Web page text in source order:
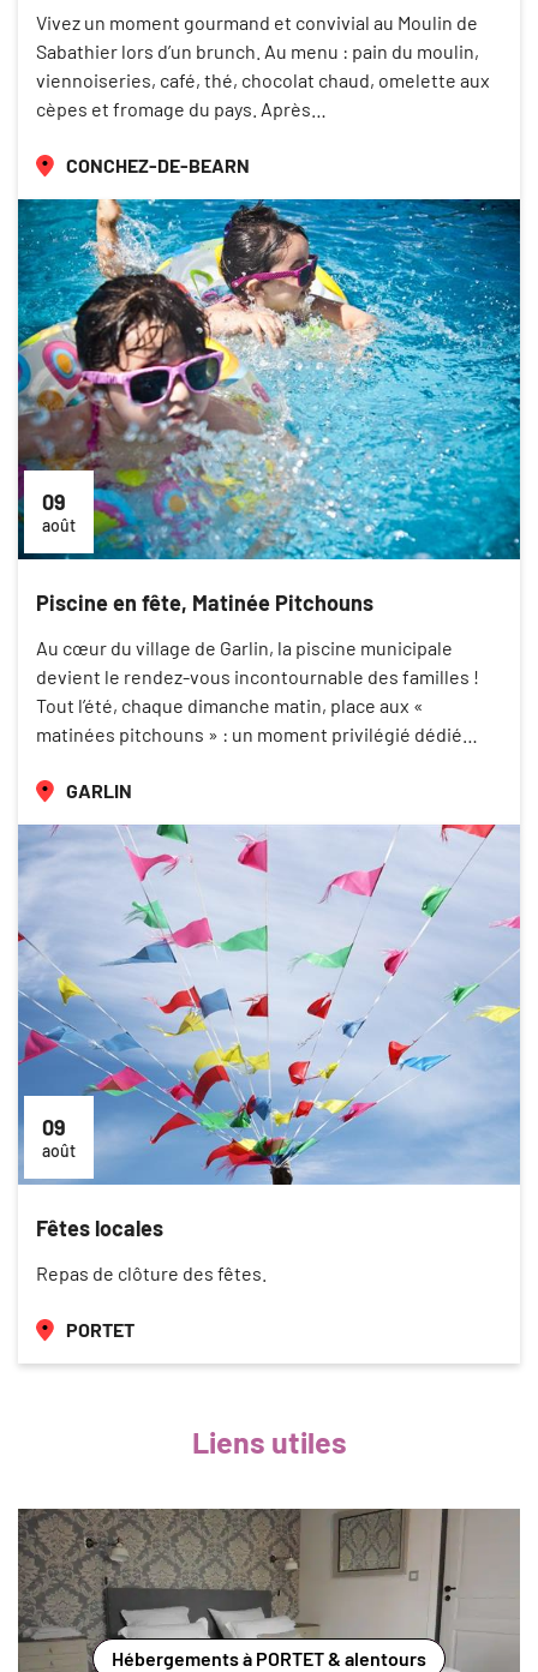
Vivez un moment gourmand et convivial au Moulin de
Sabathier lors d’un brunch. Au menu : pain du moulin,
viennoiseries, café, thé, chocolat chaud, omelette aux
cèpes et fromage du pays. Après…
CONCHEZ-DE-BEARN
09
août
Piscine en fête, Matinée Pitchouns
Au cœur du village de Garlin, la piscine municipale
devient le rendez-vous incontournable des familles !
Tout l’été, chaque dimanche matin, place aux «
matinées pitchouns » : un moment privilégié dédié…
GARLIN
09
août
Fêtes locales
Repas de clôture des fêtes.
PORTET
Liens utiles
Hébergements à PORTET & alentours